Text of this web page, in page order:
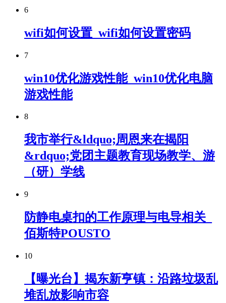
6
wifi如何设置_wifi如何设置密码
7
win10优化游戏性能_win10优化电脑
游戏性能
8
我市举行&ldquo;周恩来在揭阳
&rdquo;党团主题教育现场教学、游
（研）学线
9
防静电桌扣的工作原理与电导相关_
佰斯特POUSTO
10
【曝光台】揭东新亨镇：沿路垃圾乱
堆乱放影响市容